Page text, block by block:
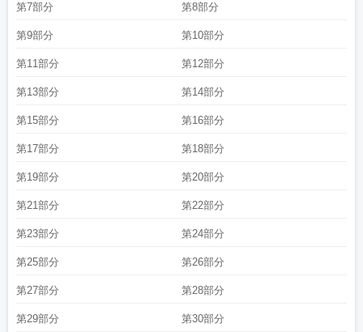
第7部分 第8部分
第9部分 第10部分
第11部分 第12部分
第13部分 第14部分
第15部分 第16部分
第17部分 第18部分
第19部分 第20部分
第21部分 第22部分
第23部分 第24部分
第25部分 第26部分
第27部分 第28部分
第29部分 第30部分